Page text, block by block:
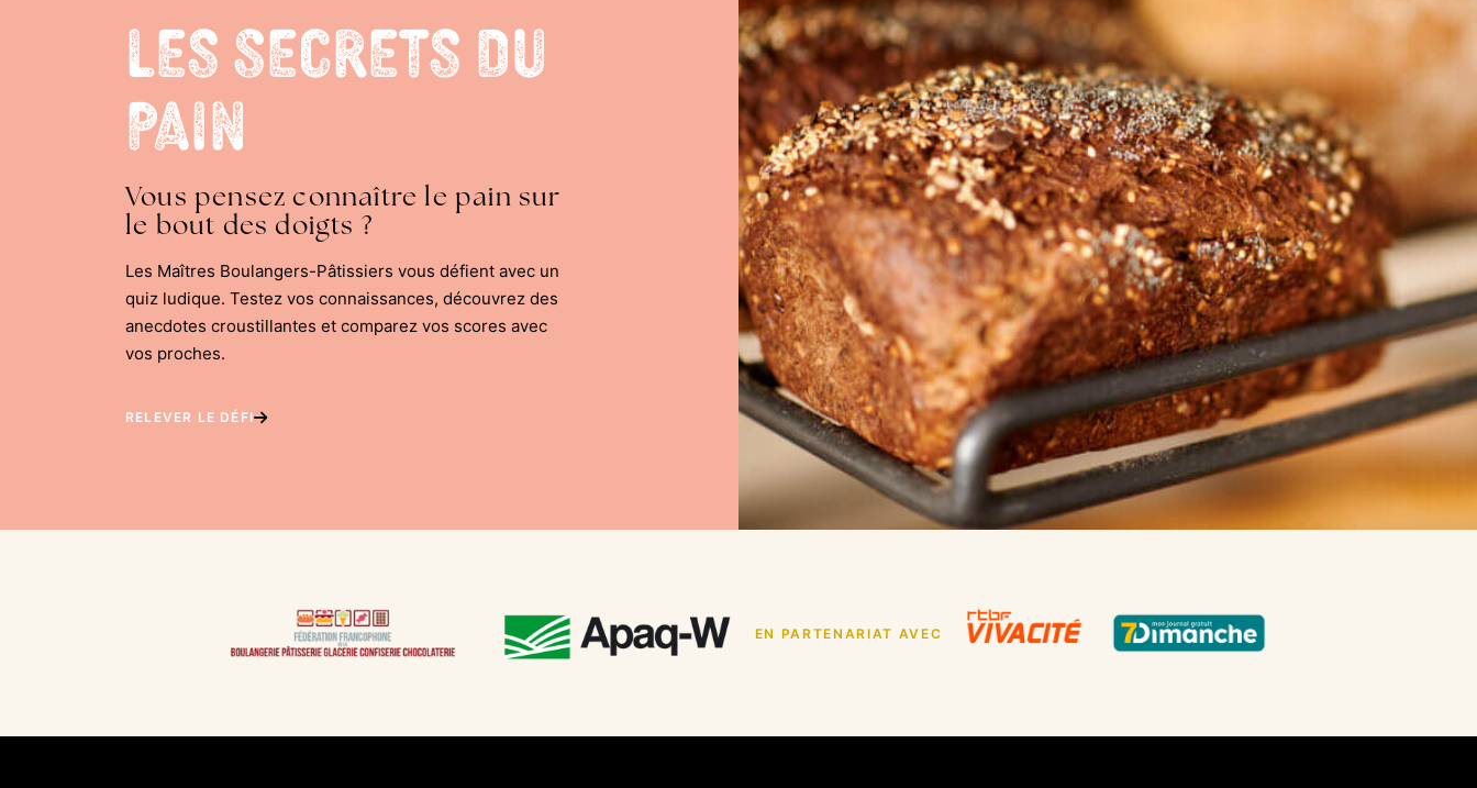
Les Secrets du
Pain
Vous pensez connaître le pain sur
le bout des doigts ?
Les Maîtres Boulangers-Pâtissiers vous défient avec un
quiz ludique. Testez vos connaissances, découvrez des
anecdotes croustillantes et comparez vos scores avec
vos proches.
RELEVER LE DÉFI
EN PARTENARIAT AVEC